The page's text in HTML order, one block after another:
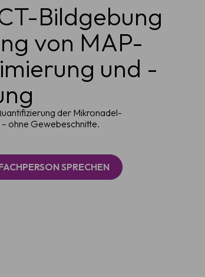
Bildgebung
von MAP-
und -
der Mikronadel-
ohne Gewebeschnitte.
SPRECHEN